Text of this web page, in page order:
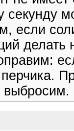
секунду
если
выбросим.